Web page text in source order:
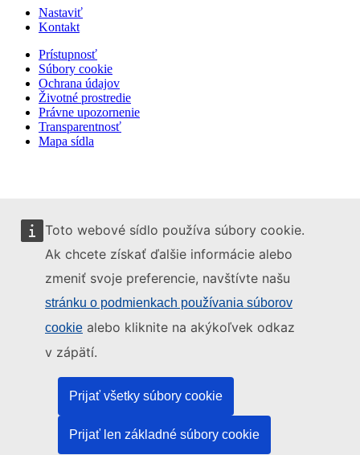
Toto webové sídlo používa súbory cookie.
Ak chcete získať ďalšie informácie alebo
zmeniť svoje preferencie, navštívte našu
stránku o podmienkach používania súborov
cookie alebo kliknite na akýkoľvek odkaz
v zápätí.
Prijať všetky súbory cookie
Prijať len základné súbory cookie
Nastaviť
Kontakt
Prístupnosť
Súbory cookie
Ochrana údajov
Životné prostredie
Právne upozornenie
Transparentnosť
Mapa sídla